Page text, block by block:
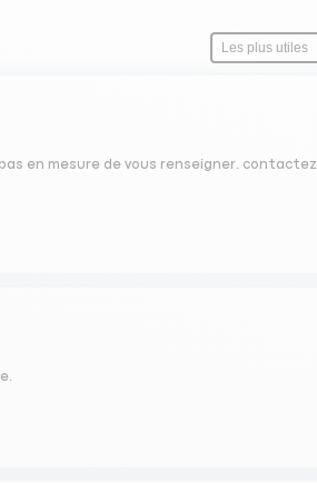
en mesure de vous renseigner. contactez